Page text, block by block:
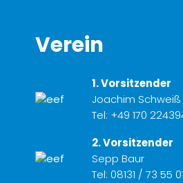
Verein
1. Vorsitzender
Joachim Schweiß
Tel: +49 170
2. Vorsitzender
Sepp Baur
Tel: 08131 / 73 55 01